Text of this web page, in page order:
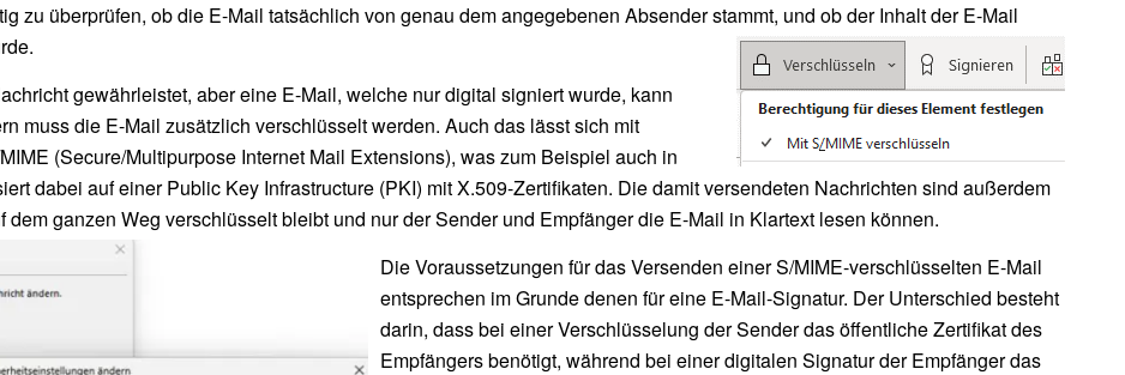
zu überprüfen, ob die E-Mail tatsächlich von genau dem angegebenen Absender stammt, und ob der Inhalt der E-Mail
gewährleistet, aber eine E-Mail, welche nur digital signiert wurde, kann
muss die E-Mail zusätzlich verschlüsselt werden. Auch das lässt sich mit
(Secure/Multipurpose Internet Mail Extensions), was zum Beispiel auch in
dabei auf einer Public Key Infrastructure (PKI) mit X.509-Zertifikaten. Die damit versendeten Nachrichten sind außerdem
ganzen Weg verschlüsselt bleibt und nur der Sender und Empfänger die E-Mail in Klartext lesen können.
Die Voraussetzungen für das Versenden einer S/MIME-verschlüsselten E-Mail
entsprechen im Grunde denen für eine E-Mail-Signatur. Der Unterschied besteht
darin, dass bei einer Verschlüsselung der Sender das öffentliche Zertifikat des
Empfängers benötigt, während bei einer digitalen Signatur der Empfänger das